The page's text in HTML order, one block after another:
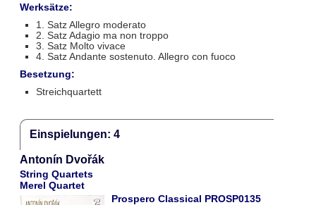
Werksätze:
1. Satz Allegro moderato
2. Satz Adagio ma non troppo
3. Satz Molto vivace
4. Satz Andante sostenuto. Allegro con fuoco
Besetzung:
Streichquartett
Einspielungen: 4
Antonín Dvořák
String Quartets
Merel Quartet
Prospero Classical PROSP0135